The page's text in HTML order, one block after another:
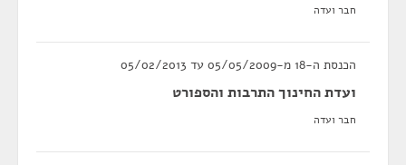
חבר ועדה
הכנסת ה-18 מ-05/05/2009 עד 05/02/2013
ועדת החינוך התרבות והספורט
חבר ועדה